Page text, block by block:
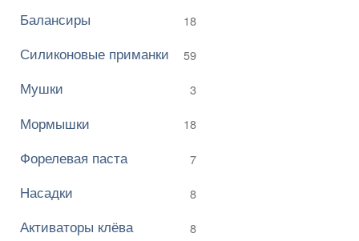
Балансиры 18
Силиконовые приманки 59
Мушки 3
Мормышки 18
Форелевая паста 7
Насадки 8
Активаторы клёва 8